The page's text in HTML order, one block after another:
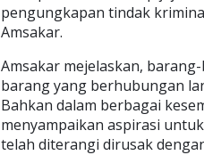
pengungkapan tindak
Amsakar.
Amsakar mejelaskan,
barang yang berhubungan
Bahkan dalam berbagai
menyampaikan aspirasi
telah diterangi dirusak